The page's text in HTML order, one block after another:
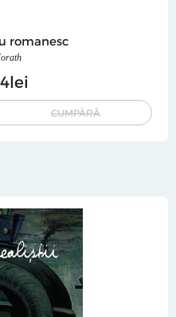
romanesc
lei
CUMPĂRĂ